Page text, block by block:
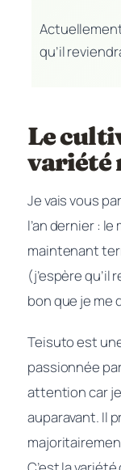
qu’il
Le
variété
Je vais vous
l’an dernier :
maintenant
(j’espère
bon que je me
Teisuto est
passionnée
attention car je
auparavant. Il